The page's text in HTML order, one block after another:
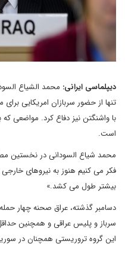
دیپلماسی ایرانی: محمد الشیاع
تنها از حضور سربازان امریکایی
با واشنگتن نیز دفاع کرد. مواضعی
است.
محمد شیاع السودانی در نخستین
فکر می کنیم هنوز به نیروهای خارجی
بیشتر طول می کشد.»
دسامبر گذشته، عراق صحنه چهار
سرباز و پلیس عراقی و همچنین
این گروه تروریستی همچنان در